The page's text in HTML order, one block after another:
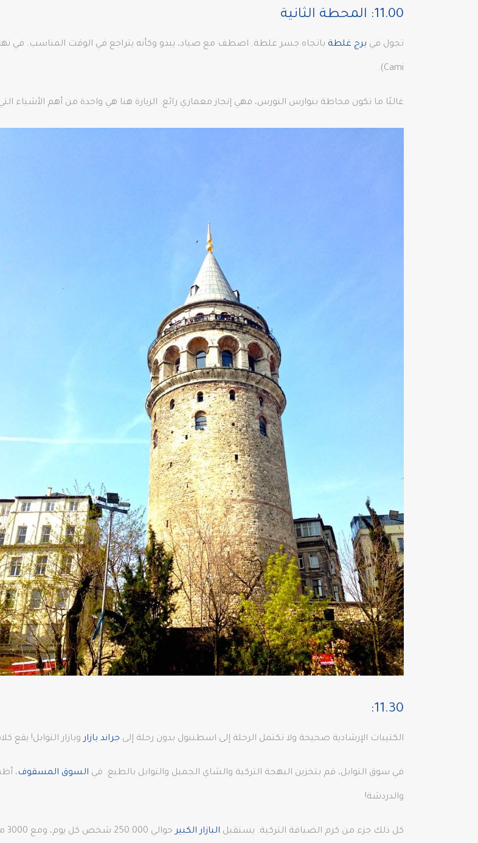
11.00: المحطة الثانية
تجول في برج غلطة باتجاه جسر غلطة. اصطف مع صياد، يبدو وكأنه يتراجع في الوقت المناسب. في
Cami).
غالبًا ما تكون محاطة بنوارس النورس، فهي إنجاز معماري رائع. الزيارة هنا هي واحدة من أهم الأشياء
11.30:
الكتيبات الإرشادية صحيحة ولا تكتمل الرحلة إلى اسطنبول بدون رحلة إلى جراند بازاروبازار التوابل! يقع
في سوق التوابل، قم بتخزين البهجة التركية والشاي الجميل والتوابل بالطبع. في السوق المسقوف،
والدردشة!
كل ذلك جزء من كرم الضيافة التركية. يستقبل البازار الكبيرحوالي 250.000 شخص كل يوم، ومع 3000 متجر يعتبر أكبر مركز تسوق في العالم.